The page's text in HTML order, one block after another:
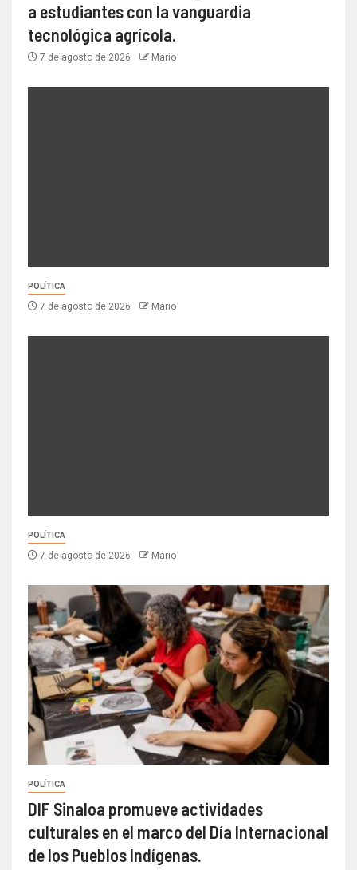
a estudiantes con la vanguardia
tecnológica agrícola.
7 de agosto de 2026 Mario
POLÍTICA
7 de agosto de 2026 Mario
POLÍTICA
7 de agosto de 2026 Mario
POLÍTICA
DIF Sinaloa promueve actividades
culturales en el marco del Día Internacional
de los Pueblos Indígenas.